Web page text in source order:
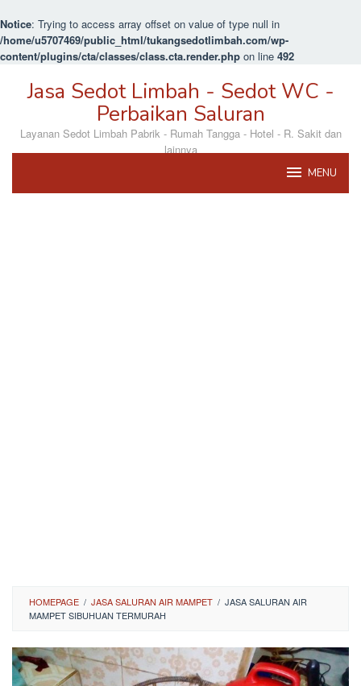
Notice: Trying to access array offset on value of type null in
/home/u5707469/public_html/tukangsedotlimbah.com/wp-
content/plugins/cta/classes/class.cta.render.php on line 492
Jasa Sedot Limbah - Sedot WC -
Perbaikan Saluran
Layanan Sedot Limbah Pabrik - Rumah Tangga - Hotel - R. Sakit dan
lainnya
MENU
HOMEPAGE / JASA SALURAN AIR MAMPET / JASA SALURAN AIR
MAMPET SIBUHUAN TERMURAH